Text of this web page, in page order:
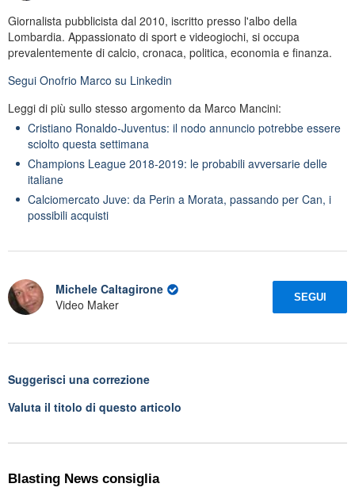
Giornalista pubblicista dal 2010, iscritto presso l'albo della
Lombardia. Appassionato di sport e videogiochi, si occupa
prevalentemente di calcio, cronaca, politica, economia e finanza.
Segui Onofrio Marco su Linkedin
Leggi di più sullo stesso argomento da Marco Mancini:
Cristiano Ronaldo-Juventus: il nodo annuncio potrebbe essere
sciolto questa settimana
Champions League 2018-2019: le probabili avversarie delle
italiane
Calciomercato Juve: da Perin a Morata, passando per Can, i
possibili acquisti
Michele Caltagirone
Video Maker
SEGUI
Suggerisci una correzione
Valuta il titolo di questo articolo
Blasting News consiglia